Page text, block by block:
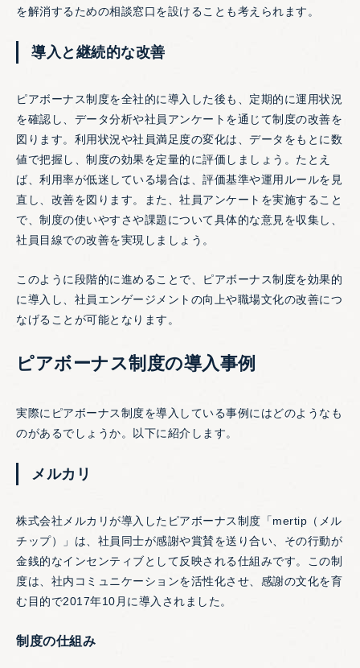
を解消するための相談窓口を設けることも考えられます。
導入と継続的な改善
ピアボーナス制度を全社的に導入した後も、定期的に運用状況
を確認し、データ分析や社員アンケートを通じて制度の改善を
図ります。利用状況や社員満足度の変化は、データをもとに数
値で把握し、制度の効果を定量的に評価しましょう。たとえ
ば、利用率が低迷している場合は、評価基準や運用ルールを見
直し、改善を図ります。また、社員アンケートを実施すること
で、制度の使いやすさや課題について具体的な意見を収集し、
社員目線での改善を実現しましょう。
このように段階的に進めることで、ピアボーナス制度を効果的
に導入し、社員エンゲージメントの向上や職場文化の改善につ
なげることが可能となります。
ピアボーナス制度の導入事例
実際にピアボーナス制度を導入している事例にはどのようなも
のがあるでしょうか。以下に紹介します。
メルカリ
株式会社メルカリが導入したピアボーナス制度「mertip（メル
チップ）」は、社員同士が感謝や賞賛を送り合い、その行動が
金銭的なインセンティブとして反映される仕組みです。この制
度は、社内コミュニケーションを活性化させ、感謝の文化を育
む目的で2017年10月に導入されました。
制度の仕組み